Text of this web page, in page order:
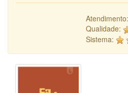
Atendimento:
Qualidade:
Sistema: